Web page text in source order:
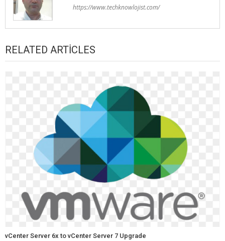
https://www.techknowlojist.com/
RELATED ARTICLES
vCenter Server 6x to vCenter Server 7 Upgrade